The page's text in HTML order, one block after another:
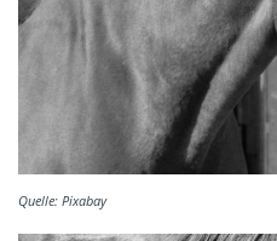
Quelle: Pixabay